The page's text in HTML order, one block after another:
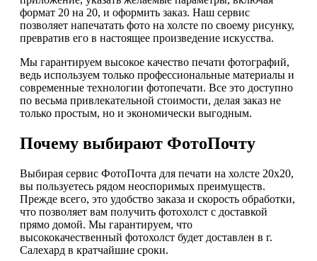
формат 20 на 20, и оформить заказ. Наш сервис
позволяет напечатать фото на холсте по своему рисунку,
превратив его в настоящее произведение искусства.
Мы гарантируем высокое качество печати фотографий,
ведь используем только профессиональные материалы и
современные технологии фотопечати. Все это доступно
по весьма привлекательной стоимости, делая заказ не
только простым, но и экономически выгодным.
Почему выбирают ФотоПочту
Выбирая сервис ФотоПочта для печати на холсте 20х20,
вы пользуетесь рядом неоспоримых преимуществ.
Прежде всего, это удобство заказа и скорость обработки,
что позволяет вам получить фотохолст с доставкой
прямо домой. Мы гарантируем, что
высококачественный фотохолст будет доставлен в г.
Салехард в кратчайшие сроки.